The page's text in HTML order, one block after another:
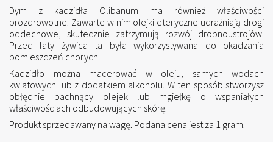
Dym z kadzidła Olibanum ma również właściwości
prozdrowotne. Zawarte w nim olejki eteryczne udrażniają drogi
oddechowe, skutecznie zatrzymują rozwój drobnoustrojów.
Przed laty żywica ta była wykorzystywana do okadzania
pomieszczeń chorych.
Kadzidło można macerować w oleju, samych wodach
kwiatowych lub z dodatkiem alkoholu. W ten sposób stworzysz
obłędnie pachnący olejek lub mgiełkę o wspaniałych
właściwościach odbudowujących skórę.
Produkt sprzedawany na wagę. Podana cena jest za 1 gram.